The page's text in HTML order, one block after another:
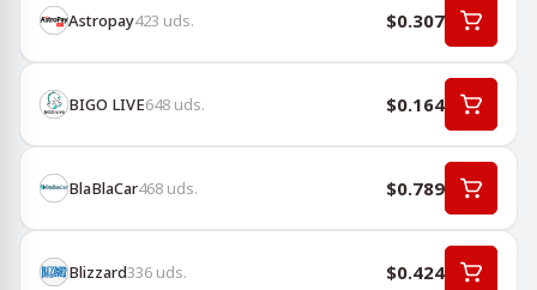
Astropay423 uds. $0.307
BIGO LIVE648 uds. $0.164
BlaBlaCar468 uds. $0.789
Blizzard336 uds. $0.424